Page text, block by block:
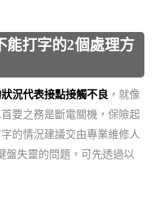
能打字的2個處理方
況代表接點接觸不良 ，就像
要之務是斷電關機，保險起
的情況建議交由專業維修人
盤失靈的問題，可先透過以